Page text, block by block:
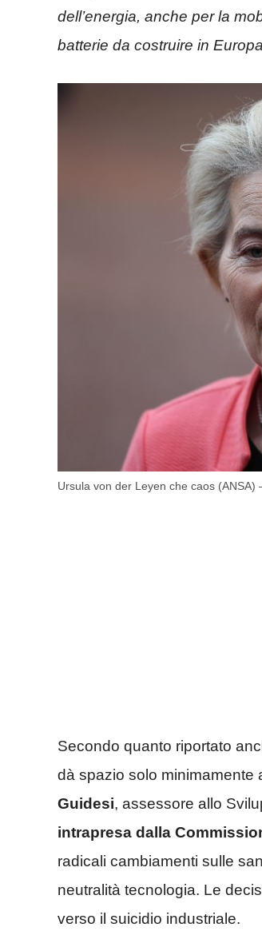
dell’energia, anche per la
batterie da costruire in Europa
Ursula von der Leyen che caos (ANSA)
Secondo quanto riportato
dà spazio solo minimamente
Guidesi, assessore allo
intrapresa dalla
radicali cambiamenti sulle
neutralità tecnologia. Le
verso il suicidio industriale.